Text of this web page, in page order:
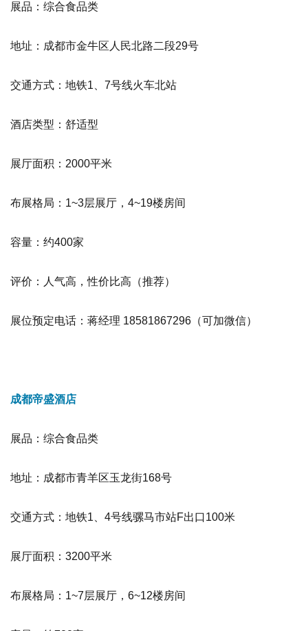
展品：综合食品类
地址：成都市金牛区人民北路二段29号
交通方式：地铁1、7号线火车北站
酒店类型：舒适型
展厅面积：2000平米
布展格局：1~3层展厅，4~19楼房间
容量：约400家
评价：人气高，性价比高 （推荐）
展位预定电话：蒋经理 18581867296（可加微信）
成都帝盛酒店
展品：综合食品类
地址：成都市青羊区玉龙街168号
交通方式：地铁1、4号线骡马市站F出口100米
展厅面积：3200平米
布展格局：1~7层展厅，6~12楼房间